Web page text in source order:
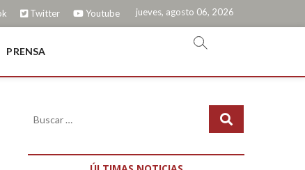
jueves, agosto 06, 2026
Twitter Youtube
PRENSA